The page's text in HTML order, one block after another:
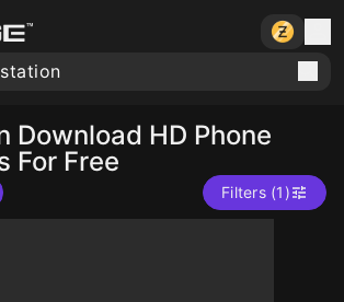
Download HD Phone
For Free
Filters (1)